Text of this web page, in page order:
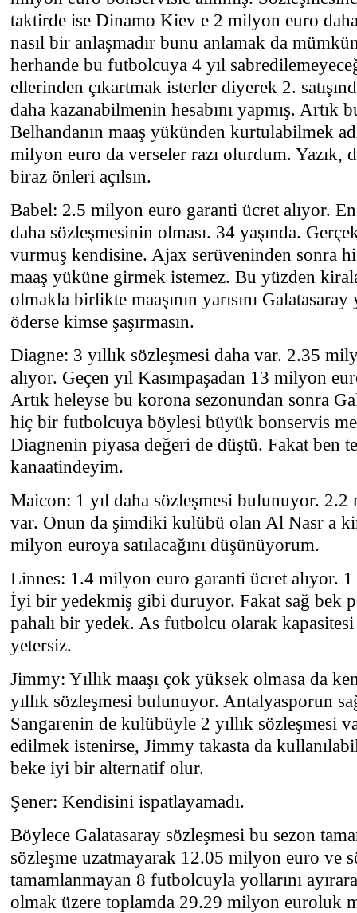
taktirde ise Dinamo Kiev e 2 milyon euro
nasıl bir anlaşmadır bunu anlamak da
herhande bu futbolcuya 4 yıl
ellerinden çıkartmak isterler diyerek 2.
daha kazanabilmenin hesabını yapmış. Artık
Belhandanın maaş yükünden kurtulabilmek
milyon euro da verseler razı olurdum. Yazık,
biraz önleri açılsın.
Babel: 2.5 milyon euro garanti ücret alıyor. En
daha sözleşmesinin olması. 34 yaşında.
vurmuş kendisine. Ajax serüveninden sonra
maaş yüküne girmek istemez. Bu yüzden
olmakla birlikte maaşının yarısını
öderse kimse şaşırmasın.
Diagne: 3 yıllık sözleşmesi daha var. 2.35
alıyor. Geçen yıl Kasımpaşadan 13 milyon
Artık heleyse bu korona sezonundan sonra
hiç bir futbolcuya böylesi büyük bonservis
Diagnenin piyasa değeri de düştü. Fakat ben
kanaatindeyim.
Maicon: 1 yıl daha sözleşmesi bulunuyor.
var. Onun da şimdiki kulübü olan Al Nasr a
milyon euroya satılacağını düşünüyorum.
Linnes: 1.4 milyon euro garanti ücret alıyor. 1
İyi bir yedekmiş gibi duruyor. Fakat sağ bek
pahalı bir yedek. As futbolcu olarak
yetersiz.
Jimmy: Yıllık maaşı çok yüksek olmasa da
yıllık sözleşmesi bulunuyor. Antalyasporun
Sangarenin de kulübüyle 2 yıllık sözleşmesi
edilmek istenirse, Jimmy takasta da
beke iyi bir alternatif olur.
Şener: Kendisini ispatlayamadı.
Böylece Galatasaray sözleşmesi bu sezon
sözleşme uzatmayarak 12.05 milyon euro ve
tamamlanmayan 8 futbolcuyla yollarını
olmak üzere toplamda 29.29 milyon euroluk